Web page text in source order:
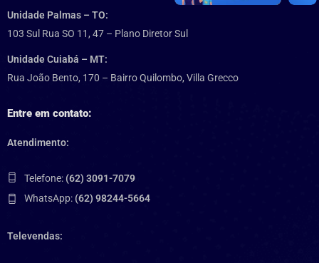
Unidade Palmas – TO:
103 Sul Rua SO 11, 47 – Plano Diretor Sul
Unidade Cuiabá – MT:
Rua João Bento, 170 – Bairro Quilombo, Villa Grecco
Entre em contato:
Atendimento:
Telefone: (62) 3091-7079
WhatsApp: (62) 98244-5664
Televendas: